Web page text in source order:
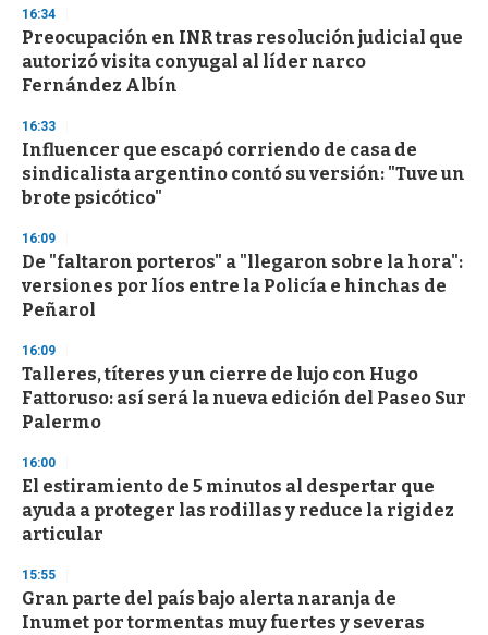
d
s
o
f
3
s
e
c
o
n
16:34
Preocupación en INR tras resolución judicial que
autorizó visita conyugal al líder narco
Fernández Albín
16:33
Influencer que escapó corriendo de casa de
sindicalista argentino contó su versión: "Tuve un
brote psicótico"
16:09
De "faltaron porteros" a "llegaron sobre la hora":
versiones por líos entre la Policía e hinchas de
Peñarol
16:09
Talleres, títeres y un cierre de lujo con Hugo
Fattoruso: así será la nueva edición del Paseo Sur
Palermo
16:00
El estiramiento de 5 minutos al despertar que
ayuda a proteger las rodillas y reduce la rigidez
articular
15:55
Gran parte del país bajo alerta naranja de
Inumet por tormentas muy fuertes y severas